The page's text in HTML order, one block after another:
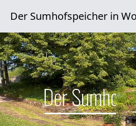
Der Sumhofspeicher in